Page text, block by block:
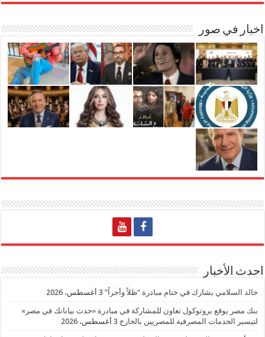
اخبار في صور
احدث الأخبار
خالد السلامي يشارك في ختام مبادرة “ظلاً وأجراً” 3 أغسطس، 2026
بنك مصر يوقع بروتوكول تعاون للمشاركة في مبادرة «حدث بياناتك في مصر»
لتيسير الخدمات المصرفية للمصريين بالخارج 3 أغسطس، 2026